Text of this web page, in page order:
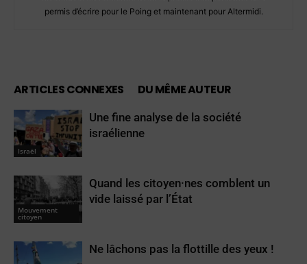
permis d’écrire pour le Poing et maintenant pour Altermidi.
ARTICLES CONNEXES DU MÊME AUTEUR
Israël
Une fine analyse de la société
israélienne
Mouvement
citoyen
Quand les citoyen·nes comblent un
vide laissé par l’État
Ne lâchons pas la flottille des yeux !